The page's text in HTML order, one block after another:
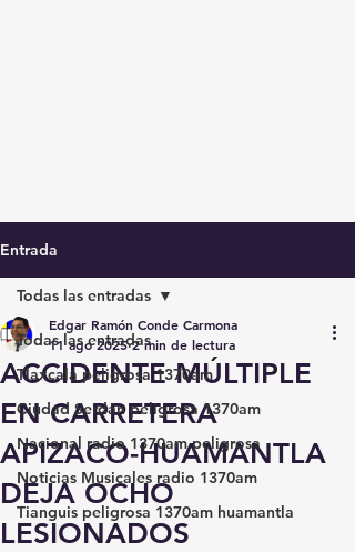
Entrada
Todas las entradas
Tlaxcala peligrosa 1370am
Ciudad Serdán peligrosa 1370am
Nacional radio 1370am peligrosa
Noticias Musicales radio 1370am
Tianguis peligrosa 1370am huamantla
Todas las entradas
ACCIDENTE MÚLTIPLE
EN CARRETERA
APIZACO-HUAMANTLA
DEJA OCHO
LESIONADOS
Edgar Ramón Conde Carmona
11 ago 2025 2 min de lectura